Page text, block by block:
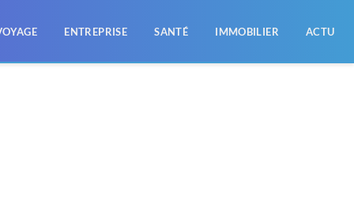
ENTREPRISE SANTÉ IMMOBILIER ACTU